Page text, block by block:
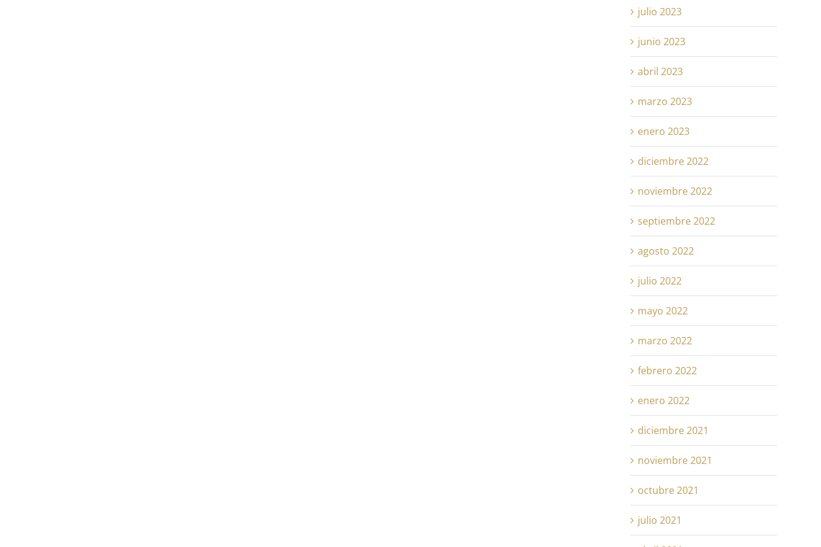
julio 2023
junio 2023
abril 2023
marzo 2023
enero 2023
diciembre 2022
noviembre 2022
septiembre 2022
agosto 2022
julio 2022
mayo 2022
marzo 2022
febrero 2022
enero 2022
diciembre 2021
noviembre 2021
octubre 2021
julio 2021